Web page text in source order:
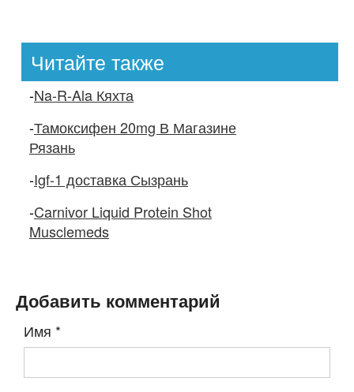
Читайте также
-Na-R-Ala Кяхта
-Тамоксифен 20mg В Магазине
Рязань
-Igf-1 доставка Сызрань
-Carnivor Liquid Protein Shot
Musclemeds
Добавить комментарий
Имя *